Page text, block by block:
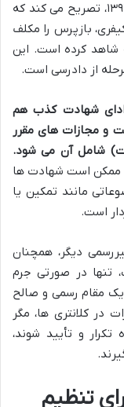
۱۳۷۵) و قانون آیین دادرسی کیفری مصوب ۱۳۹۲، تصریح می کند که
دادرسی کیفری، بازپرس را مکلف
شاهد کرده است. این
از دادرسی است.
شهادت کذب هم
و مجازات های مقرر
ممکن است شهادت ها
مانند تمکین یا
است.
دیگر، همچنان
تنها در صورتی جرم
مقام رسمی و صالح
در کلانتری ها، مگر
و تأیید شوند،
تنظیم